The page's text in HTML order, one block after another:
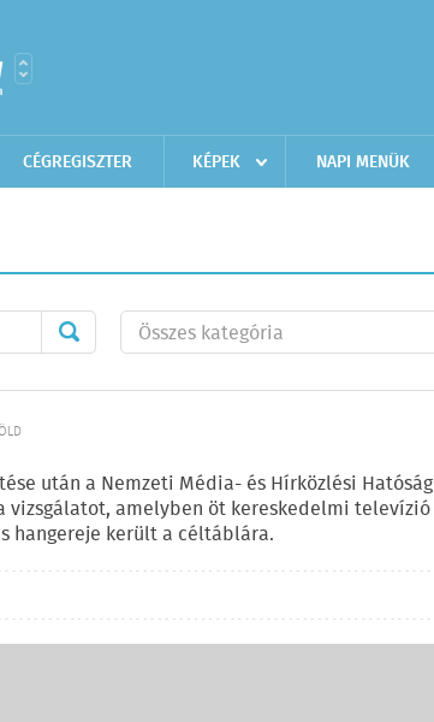
CÉGREGISZTER KÉPEK NAPI MENÜK
után a Nemzeti Média- és Hírközlési Hatóság
amelyben öt kereskedelmi televízió
hangereje került a céltáblára.